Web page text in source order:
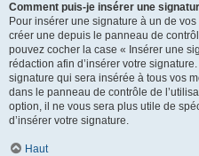
Comment puis-je insérer une
Pour insérer une signature à un de
créer une depuis le panneau de
pouvez cocher la case « Insérer une
rédaction afin d’insérer votre
signature qui sera insérée à tous vos
dans le panneau de contrôle de
option, il ne vous sera plus utile de
d’insérer votre signature.
Haut